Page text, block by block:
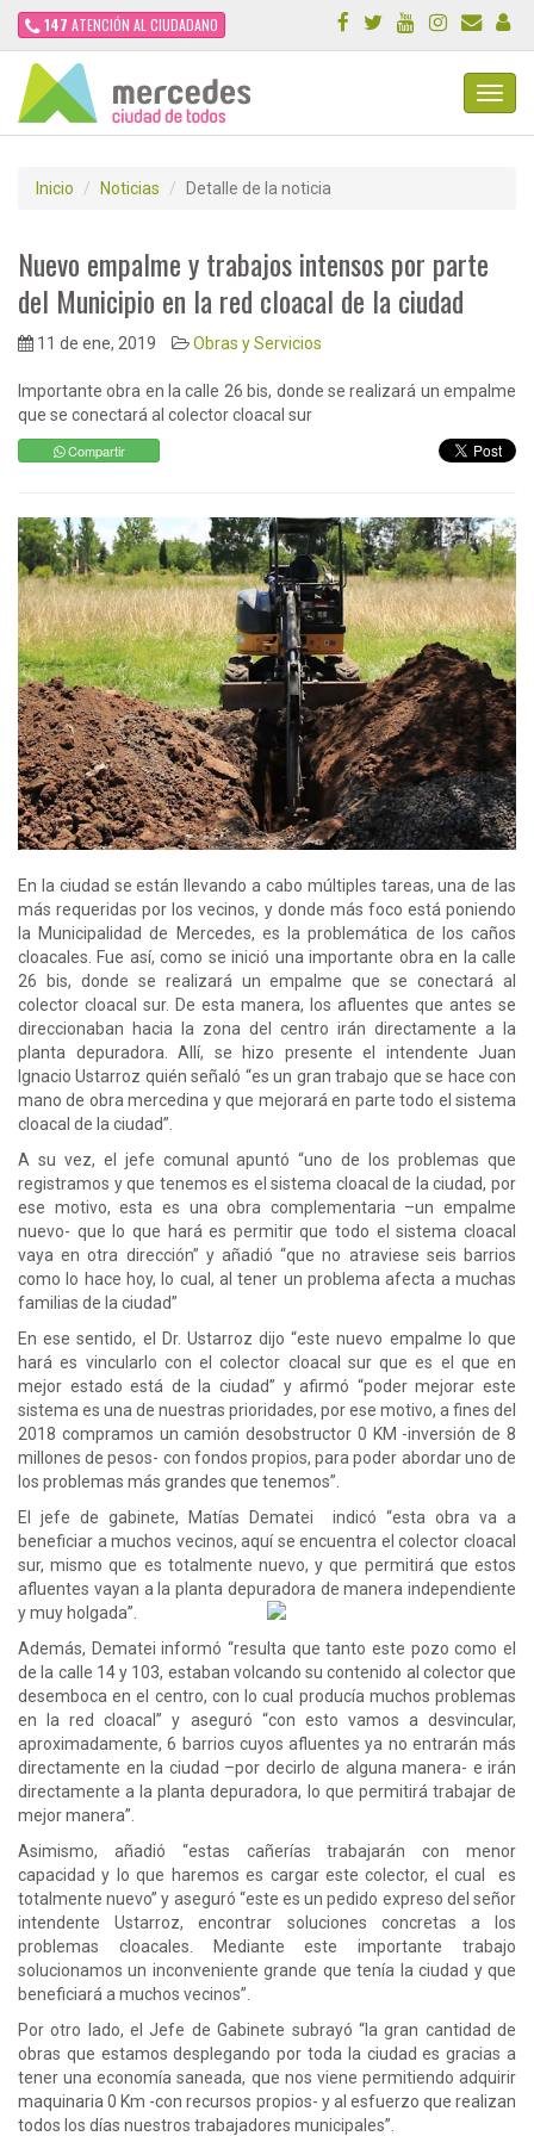
147 ATENCIÓN AL CIUDADANO
Inicio Noticias Detalle de la noticia
Nuevo empalme y trabajos intensos por parte
del Municipio en la red cloacal de la ciudad
11 de ene, 2019 Obras y Servicios
Importante obra en la calle 26 bis, donde se realizará un empalme
que se conectará al colector cloacal sur
Compartir
En la ciudad se están llevando a cabo múltiples tareas, una de las
más requeridas por los vecinos, y donde más foco está poniendo
la Municipalidad de Mercedes, es la problemática de los caños
cloacales. Fue así, como se inició una importante obra en la calle
26 bis, donde se realizará un empalme que se conectará al
colector cloacal sur. De esta manera, los afluentes que antes se
direccionaban hacia la zona del centro irán directamente a la
planta depuradora. Allí, se hizo presente el intendente Juan
Ignacio Ustarroz quién señaló “es un gran trabajo que se hace con
mano de obra mercedina y que mejorará en parte todo el sistema
cloacal de la ciudad”.
A su vez, el jefe comunal apuntó “uno de los problemas que
registramos y que tenemos es el sistema cloacal de la ciudad, por
ese motivo, esta es una obra complementaria –un empalme
nuevo- que lo que hará es permitir que todo el sistema cloacal
vaya en otra dirección” y añadió “que no atraviese seis barrios
como lo hace hoy, lo cual, al tener un problema afecta a muchas
familias de la ciudad”
En ese sentido, el Dr. Ustarroz dijo “este nuevo empalme lo que
hará es vincularlo con el colector cloacal sur que es el que en
mejor estado está de la ciudad” y afirmó “poder mejorar este
sistema es una de nuestras prioridades, por ese motivo, a fines del
2018 compramos un camión desobstructor 0 KM -inversión de 8
millones de pesos- con fondos propios, para poder abordar uno de
los problemas más grandes que tenemos”.
El jefe de gabinete, Matías Dematei indicó “esta obra va a
beneficiar a muchos vecinos, aquí se encuentra el colector cloacal
sur, mismo que es totalmente nuevo, y que permitirá que estos
afluentes vayan a la planta depuradora de manera independiente
y muy holgada”.
Además, Dematei informó “resulta que tanto este pozo como el
de la calle 14 y 103, estaban volcando su contenido al colector que
desemboca en el centro, con lo cual producía muchos problemas
en la red cloacal” y aseguró “con esto vamos a desvincular,
aproximadamente, 6 barrios cuyos afluentes ya no entrarán más
directamente en la ciudad –por decirlo de alguna manera- e irán
directamente a la planta depuradora, lo que permitirá trabajar de
mejor manera”.
Asimismo, añadió “estas cañerías trabajarán con menor
capacidad y lo que haremos es cargar este colector, el cual es
totalmente nuevo” y aseguró “este es un pedido expreso del señor
intendente Ustarroz, encontrar soluciones concretas a los
problemas cloacales. Mediante este importante trabajo
solucionamos un inconveniente grande que tenía la ciudad y que
beneficiará a muchos vecinos”.
Por otro lado, el Jefe de Gabinete subrayó “la gran cantidad de
obras que estamos desplegando por toda la ciudad es gracias a
tener una economía saneada, que nos viene permitiendo adquirir
maquinaria 0 Km -con recursos propios- y al esfuerzo que realizan
todos los días nuestros trabajadores municipales”.